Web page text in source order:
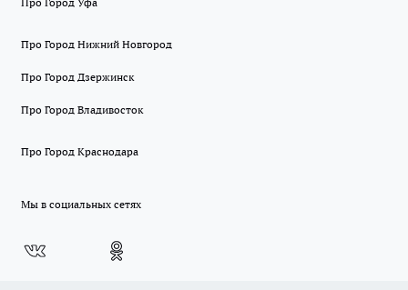
Про Город Нижний Новгород
Про Город Дзержинск
Про Город Владивосток
Про Город Краснодара
Мы в социальных сетях